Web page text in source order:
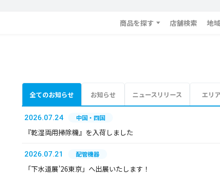
商品を探す 店舗検索 地
全てのお知らせ お知らせ ニュースリリース エリア
2026.07.24 中国・四国
『乾湿両用掃除機』を入荷しました
2026.07.21 配管機器
「下水道展’26東京」へ出展いたします！